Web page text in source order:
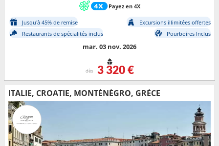
Payez en 4X
Jusqu'à 45% de remise
Excursions illimitées offertes
Restaurants de spécialités inclus
Pourboires Inclus
mar. 03 nov. 2026
dès 3 320 €
ITALIE, CROATIE, MONTÉNÉGRO, GRÈCE